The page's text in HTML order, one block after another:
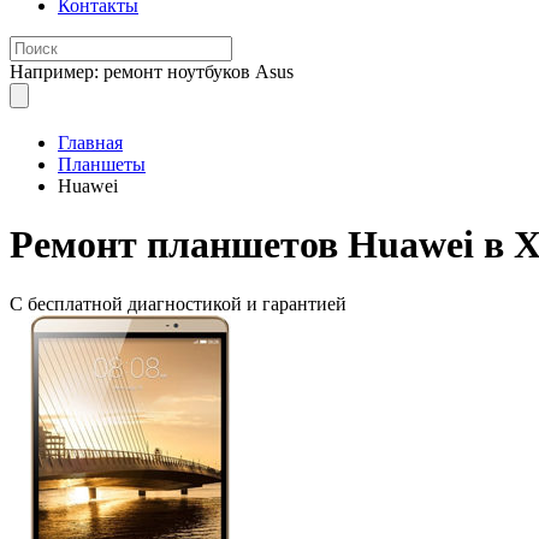
Контакты
Например: ремонт ноутбуков Asus
Главная
Планшеты
Huawei
Ремонт планшетов Huawei в
С бесплатной диагностикой и гарантией